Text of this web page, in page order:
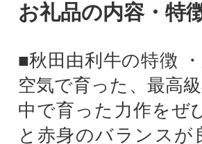
お礼品の内容・特
■秋田由利牛の特徴
空気で育った、最高
中で育った力作をぜ
と赤身のバランス